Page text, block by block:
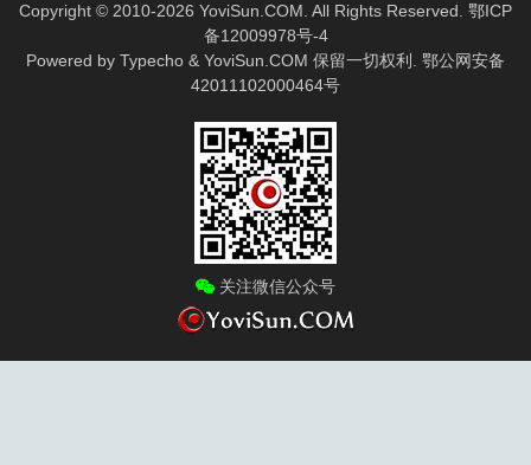
Copyright © 2010-2026 YoviSun.COM. All Rights Reserved. 鄂ICP
备12009978号-4
Powered by Typecho & YoviSun.COM 保留一切权利. 鄂公网安备
42011102000464号
关注微信公众号